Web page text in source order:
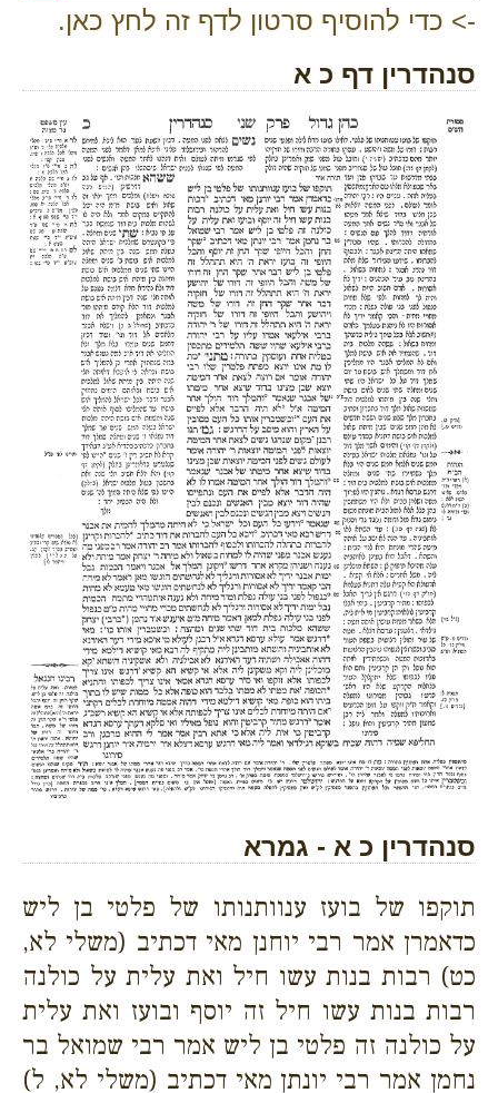
-> כדי להוסיף סרטון לדף זה לחץ כאן.
סנהדרין דף כ א
סנהדרין כ א - גמרא
תוקפו של בועז ענוותנותו של פלטי בן ליש
כדאמרן אמר רבי יוחנן מאי דכתיב (משלי לא,
כט) רבות בנות עשו חיל ואת עלית על כולנה
רבות בנות עשו חיל זה יוסף ובועז ואת עלית
על כולנה זה פלטי בן ליש אמר רבי שמואל בר
נחמן אמר רבי יונתן מאי דכתיב (משלי לא, ל)